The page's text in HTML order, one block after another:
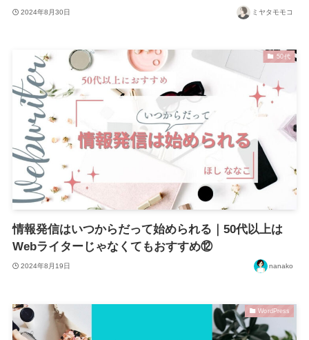
2024年8月30日 ミヤタモモコ
50代
情報発信はいつからだって始められる｜50代以上は
Webライターじゃなくてもおすすめ⑫
2024年8月19日 nanako
WordPress